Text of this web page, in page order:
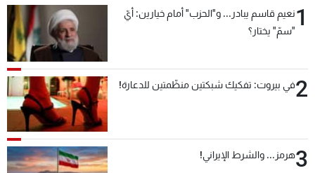
1نعيم قاسم يبادر... و"الحزب" أمام خيارين: أيّ
"سمّ" يختار؟
2في بيروت: تفكيك شبكتين منظّمتين للدعارة!
3هرمز... والشرط الإيراني!
لاعلاناتكم
تواصل معنا
شروط الإسـتخدام